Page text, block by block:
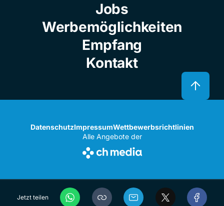
Jetzt teilen
Jobs
Werbemöglichkeiten
Empfang
Kontakt
DatenschutzImpressumWettbewerbsrichtlinien
Alle Angebote der